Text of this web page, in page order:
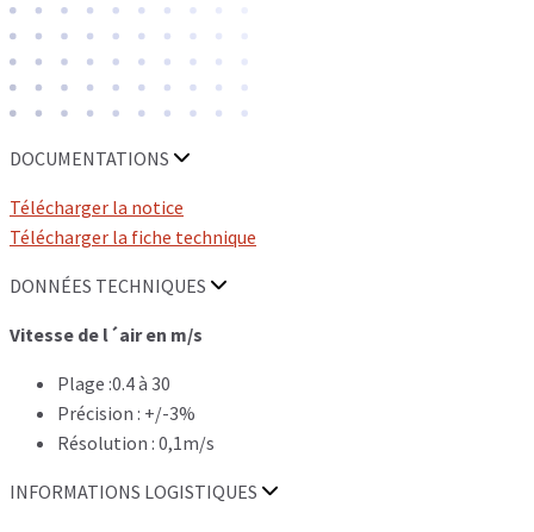
DOCUMENTATIONS
Télécharger la notice
Télécharger la fiche technique
DONNÉES TECHNIQUES
Vitesse de l´air en m/s
Plage :0.4 à 30
Précision : +/-3%
Résolution : 0,1m/s
INFORMATIONS LOGISTIQUES